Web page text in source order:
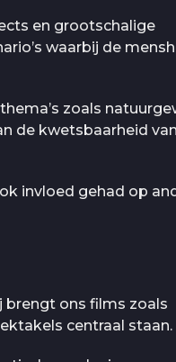
en grootschalige
waarbij de
zoals
de kwetsbaarheid
invloed gehad op
brengt ons films zoals
centraal staan.